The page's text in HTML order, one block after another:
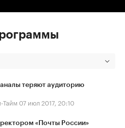
теряют аудиторию
Тайм 07 июл 2017, 20:10
«Почты России»